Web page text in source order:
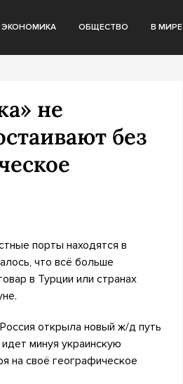
ЭКОНОМИКА ОБЩЕСТВО В МИРЕ
не
без
порты находятся в
что всё больше
в Турции или странах
открыла новый ж/д путь
минуя украинскую
на своё географическое